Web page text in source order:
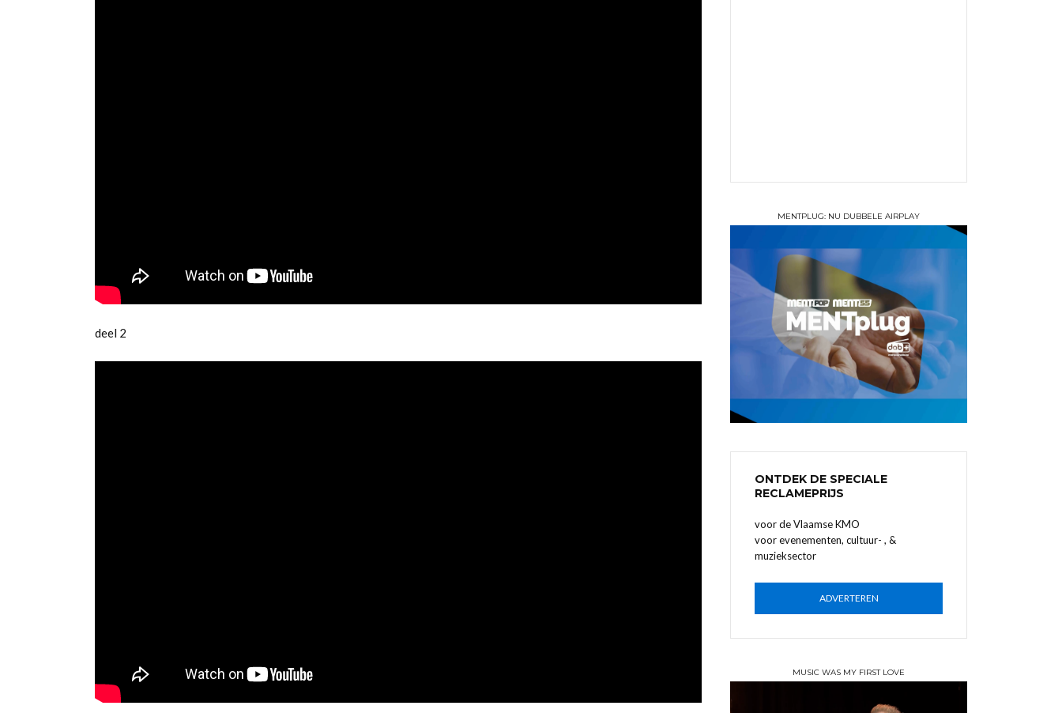
deel 2
MENTPLUG: NU DUBBELE AIRPLAY
ONTDEK DE SPECIALE
RECLAMEPRIJS
voor de Vlaamse KMO
voor evenementen, cultuur- , &
muzieksector
ADVERTEREN
MUSIC WAS MY FIRST LOVE